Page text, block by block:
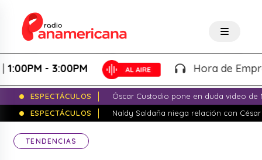
- 3:00PM Hora de
ESPECTÁCULOS
Óscar Custodio pone en duda video de
ESPECTÁCULOS
Naldy Saldaña niega relación con
TENDENCIAS